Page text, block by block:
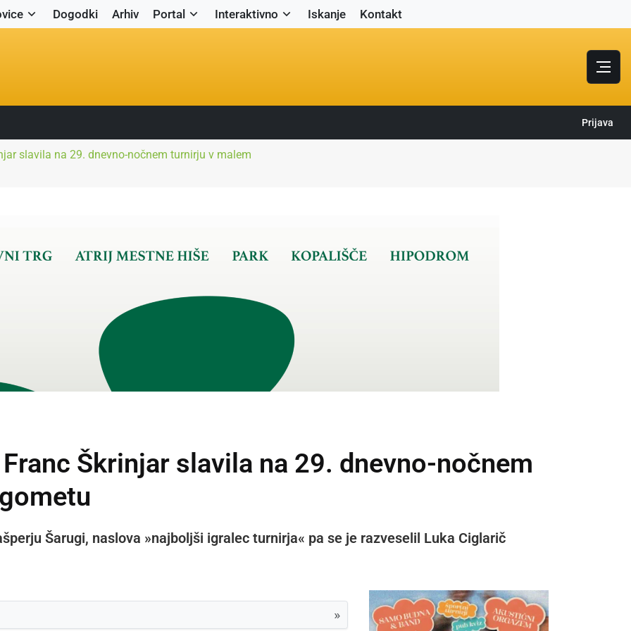
Dogodki Arhiv Portal Interaktivno Iskanje Kontakt
Prijava
slavila na 29. dnevno-nočnem turnirju v malem
Škrinjar slavila na 29. dnevno-nočnem
Šarugi, naslova »najboljši igralec turnirja« pa se je razveselil Luka Ciglarič
»